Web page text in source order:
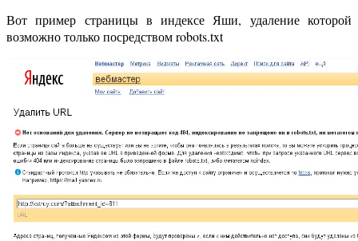
Вот пример страницы в индексе Яши, удаление которой
возможно только посредством robots.txt